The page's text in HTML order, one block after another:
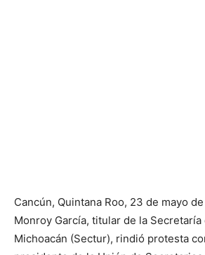
Cancún, Quintana Roo, 23 de mayo
Monroy García, titular de la
Michoacán (Sectur), rindió protesta